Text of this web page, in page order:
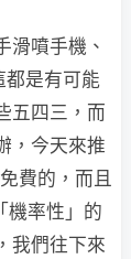
滑噴手機、
都是有可能
五四三，而
，今天來推
費的，而且
機率性」的
我們往下來